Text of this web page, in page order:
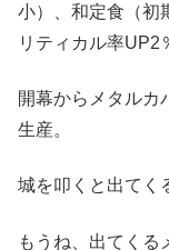
小）、和定食（初
リティカル率UP2
開幕からメタルカ
生産。
城を叩くと出てく
もうね、出てくる